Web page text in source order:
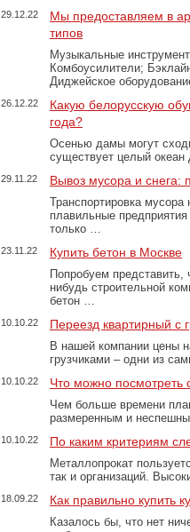
29.12.22
Мы предоставляем в
типов
Музыкальные
Комбоусилители;
Диджейское
26.12.22
Какую белорусскую
года?
Осенью дамы могут
существует целый
29.11.22 Вывоз мусора и
Транспортировка
плавильные
только …
23.11.22 Купить бетон в Москве
Попробуем представить,
нибудь строительной
бетон …
10.10.22 Переезд квартирный с
В нашей компании цены
грузчиками – одни из
10.10.22 Что можно посмотреть
Чем больше времени
размеренным и
10.10.22 По каким критериям
Металлопрокат
так и организаций.
18.09.22 Как правильно купить
Казалось бы, что нет